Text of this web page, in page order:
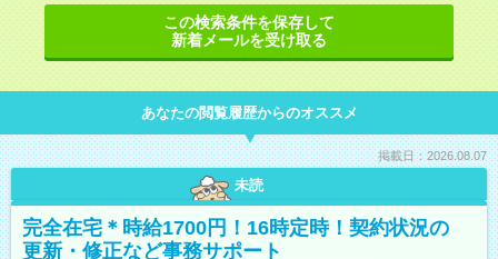
この検索条件を保存して
新着メールを受け取る
あなたの閲覧履歴からのオススメ
掲載日：2026.08.07
未読
完全在宅＊時給1700円！16時定時！契約状況の
更新・修正など事務サポート